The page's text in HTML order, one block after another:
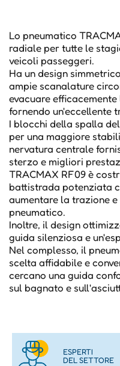
Lo pneumatico
radiale per tutte le
veicoli passeggeri.
Ha un design
ampie scanalature
evacuare
fornendo un'eccellente
I blocchi della spalla
per una maggiore
nervatura centrale
sterzo e migliori
TRACMAX RF09 è
battistrada potenziata
aumentare la trazione
pneumatico.
Inoltre, il design
guida silenziosa e
Nel complesso, il
scelta affidabile e
cercano una guida
sul bagnato e
ESPERTI
DEL SETTORE